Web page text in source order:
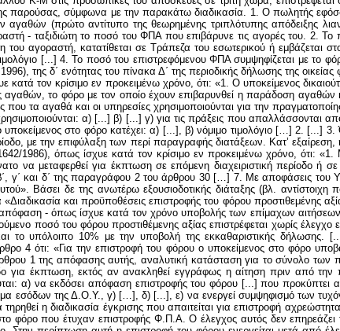
παρούσας, σύμφωνα με την παρακάτω διαδικασία. 1. Ο πωλητής
(πρώτο αντίτυπο της θεωρημένης τριπλότυπης απόδειξης
- ταξιδιώτη το ποσό του ΦΠΑ που επιβάρυνε τις αγορές του. 2.
αγοραστή, κατατίθεται σε Τράπεζα του εσωτερικού ή εμβάζεται
[...] 4. Το ποσό του επιστρεφόμενου ΦΠΑ συμψηφίζεται με το
της δ΄ ενότητας του πίνακα Δ΄ της περιοδικής δήλωσης της οικείας
τον κρίσιμο εν προκειμένω χρόνο, ότι: «1. Ο υποκείμενος
το φόρο με τον οποίο έχουν επιβαρυνθεί η παράδοση
τα αγαθά και οι υπηρεσίες χρησιμοποιούνται για την
α) [...] β) [...] γ) για τις πράξεις που
στο φόρο κατέχει: α) [...], β) νόμιμο τιμολόγιο […] 2. [...]
με την επιφύλαξη των περί παραγραφής διατάξεων. Κατ’
1986), όπως ίσχυε κατά τον κρίσιμο εν προκειμένω χρόνο, ότι:
να μεταφερθεί για έκπτωση σε επόμενη διαχειριστική περίοδο
γ΄ και δ΄ της παραγράφου 2 του άρθρου 30 […] 7. Με αποφάσεις του
Βάσει δε της ανωτέρω εξουσιοδοτικής διάταξης (βλ.
και προϋποθέσεις επιστροφής του φόρου προστιθεμένης
- όπως ίσχυε κατά τον χρόνο υποβολής των επίμαχων
ποσό του φόρου προστιθέμενης αξίας επιστρέφεται χωρίς
το υπόλοιπο 10% με την υποβολή της εκκαθαριστικής
4 ότι: «Για την επιστροφή του φόρου ο υποκείμενος στο φόρο
1 της απόφασης αυτής, αναλυτική κατάσταση για το σύνολο
για έκπτωση, εκτός αν ανακληθεί εγγράφως η αίτηση πριν από
α) να εκδόσει απόφαση επιστροφής του φόρου [...] που προκύπτει
εσόδων της Δ.Ο.Υ., γ) […], δ) [...], ε) να ενεργεί συμψηφισμό των
η διαδικασία έγκρισης που απαιτείται για επιστροφή
φόρο που έτυχαν επιστροφής Φ.Π.Α. Ο έλεγχος αυτός δεν